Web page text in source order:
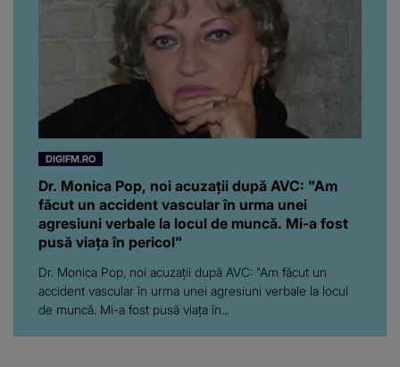
DIGIFM.RO
Dr. Monica Pop, noi acuzații după AVC: "Am
făcut un accident vascular în urma unei
agresiuni verbale la locul de muncă. Mi-a fost
pusă viața în pericol"
Dr. Monica Pop, noi acuzații după AVC: "Am făcut un
accident vascular în urma unei agresiuni verbale la locul
de muncă. Mi-a fost pusă viața în...